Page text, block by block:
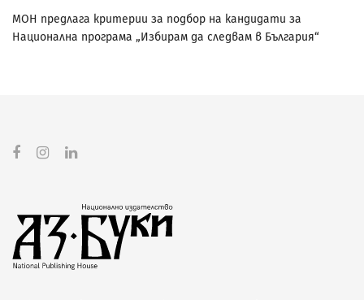
МОН предлага критерии за подбор на кандидати за
Национална програма „Избирам да следвам в България“